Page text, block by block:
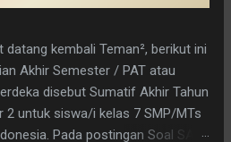
kembali Teman², berikut ini
Akhir Semester / PAT atau
disebut Sumatif Akhir Tahun
2 untuk siswa/i kelas 7 SMP/MTs
Pada postingan Soal SAT